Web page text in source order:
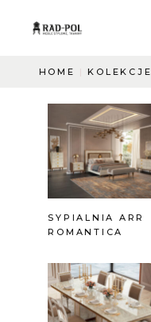
HOME KOLEKCJE
SYPIALNIA ARR
ROMANTICA